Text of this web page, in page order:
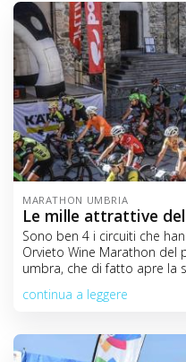
MARATHON UMBRIA
Le mille attrattive
Sono ben 4 i circuiti che
Orvieto Wine Marathon del
umbra, che di fatto apre la
continua a leggere